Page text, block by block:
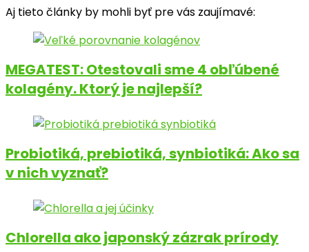
Aj tieto články by mohli byť pre vás zaujímavé:
MEGATEST: Otestovali sme 4 obľúbené
kolagény. Ktorý je najlepší?
Probiotiká, prebiotiká, synbiotiká: Ako sa
v nich vyznať?
Chlorella ako japonský zázrak prírody